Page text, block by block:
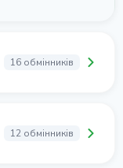
16 обмінників
12 обмінників